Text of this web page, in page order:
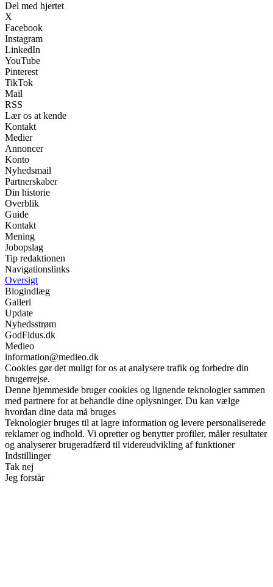
Del med hjertet
X
Facebook
Instagram
LinkedIn
YouTube
Pinterest
TikTok
Mail
RSS
Lær os at kende
Kontakt
Medier
Annoncer
Konto
Nyhedsmail
Partnerskaber
Din historie
Overblik
Guide
Kontakt
Mening
Jobopslag
Tip redaktionen
Navigationslinks
Oversigt
Blogindlæg
Galleri
Update
Nyhedsstrøm
GodFidus.dk
Medieo
information@medieo.dk
Cookies gør det muligt for os at analysere trafik og forbedre din
brugerrejse.
Denne hjemmeside bruger cookies og lignende teknologier sammen
med partnere for at behandle dine oplysninger. Du kan vælge
hvordan dine data må bruges
Teknologier bruges til at lagre information og levere personaliserede
reklamer og indhold. Vi opretter og benytter profiler, måler resultater
og analyserer brugeradfærd til videreudvikling af funktioner
Indstillinger
Tak nej
Jeg forstår